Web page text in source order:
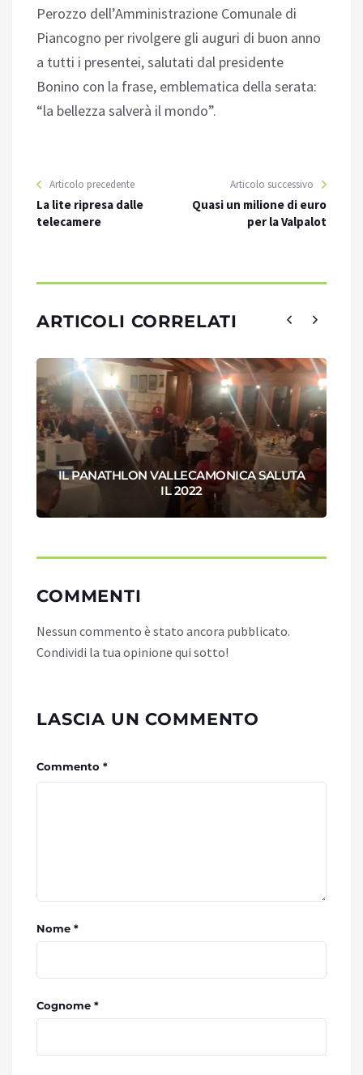
Perozzo dell’Amministrazione Comunale di
Piancogno per rivolgere gli auguri di buon anno
a tutti i presentei, salutati dal presidente
Bonino con la frase, emblematica della serata:
“la bellezza salverà il mondo”.
Articolo precedente
La lite ripresa dalle
telecamere
Articolo successivo
Quasi un milione di euro
per la Valpalot
ARTICOLI CORRELATI
IL PANATHLON VALLECAMONICA SALUTA
IL 2022
COMMENTI
Nessun commento è stato ancora pubblicato.
Condividi la tua opinione qui sotto!
LASCIA UN COMMENTO
Commento *
Nome *
Cognome *